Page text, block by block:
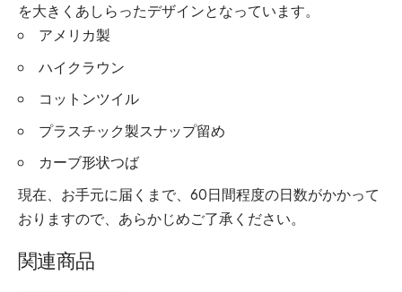
を大きくあしらったデザインとなっています。
アメリカ製
ハイクラウン
コットンツイル
プラスチック製スナップ留め
カーブ形状つば
現在、お手元に届くまで、60日間程度の日数がかかって
おりますので、あらかじめご了承ください。
関連商品